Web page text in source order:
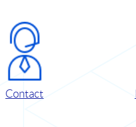
Contact